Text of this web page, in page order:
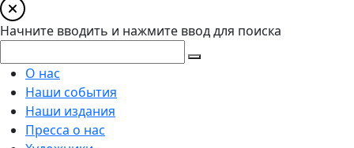
Начните вводить и нажмите ввод для поиска
О нас
Наши события
Наши издания
Пресса о нас